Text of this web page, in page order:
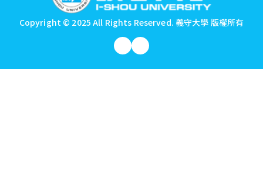
Copyright © 2025 All Rights Reserved. 義守大學 版權所有